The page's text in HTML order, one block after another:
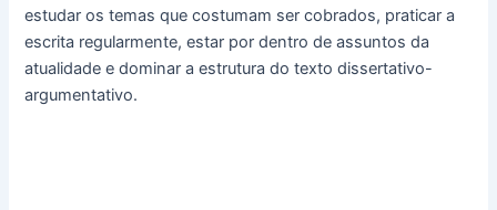
estudar os temas que costumam ser cobrados, praticar a
escrita regularmente, estar por dentro de assuntos da
atualidade e dominar a estrutura do texto dissertativo-
argumentativo.